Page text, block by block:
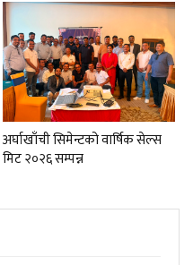
अर्घाखाँची सिमेन्टको वार्षिक सेल्स
मिट २०२६ सम्पन्न